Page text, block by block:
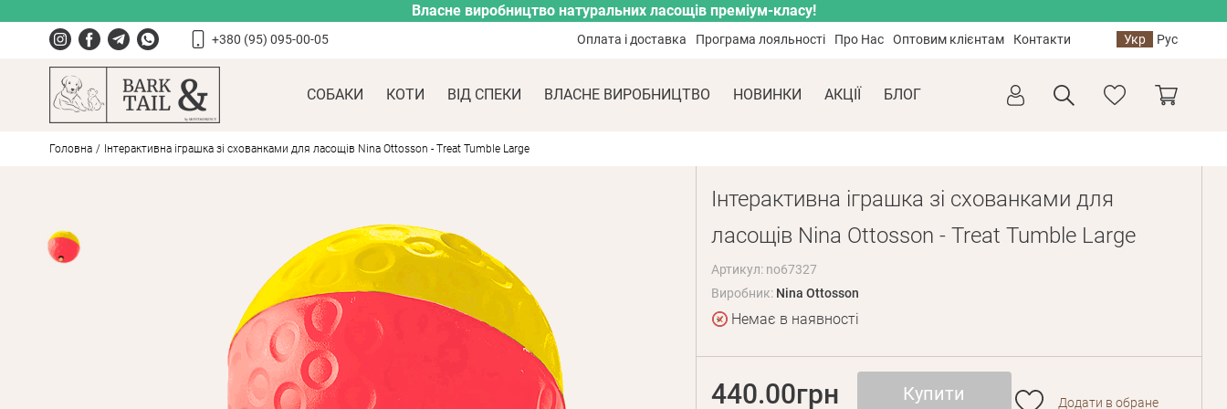
Власне виробництво натуральних ласощів преміум-класу!
+380 (95) 095-00-05 Оплата і доставка Програма лояльності Про Нас Оптовим клієнтам Контакти Укр Рус
СОБАКИ КОТИ ВІД СПЕКИ ВЛАСНЕ ВИРОБНИЦТВО НОВИНКИ АКЦІЇ БЛОГ
Головна Інтерактивна іграшка зі схованками для ласощів Nina Ottosson - Treat Tumble Large
Інтерактивна іграшка зі схованками для
ласощів Nina Ottosson - Treat Tumble Large
Артикул: no67327
Виробник: Nina Ottosson
Немає в наявності
440.00грн Купити Додати в обране